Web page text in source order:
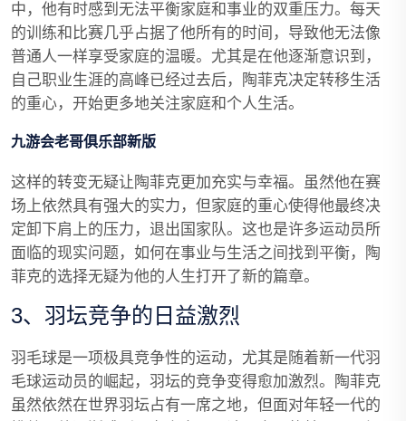
中，他有时感到无法平衡家庭和事业的双重压力。每天
的训练和比赛几乎占据了他所有的时间，导致他无法像
普通人一样享受家庭的温暖。尤其是在他逐渐意识到，
自己职业生涯的高峰已经过去后，陶菲克决定转移生活
的重心，开始更多地关注家庭和个人生活。
九游会老哥俱乐部新版
这样的转变无疑让陶菲克更加充实与幸福。虽然他在赛
场上依然具有强大的实力，但家庭的重心使得他最终决
定卸下肩上的压力，退出国家队。这也是许多运动员所
面临的现实问题，如何在事业与生活之间找到平衡，陶
菲克的选择无疑为他的人生打开了新的篇章。
3、羽坛竞争的日益激烈
羽毛球是一项极具竞争性的运动，尤其是随着新一代羽
毛球运动员的崛起，羽坛的竞争变得愈加激烈。陶菲克
虽然依然在世界羽坛占有一席之地，但面对年轻一代的